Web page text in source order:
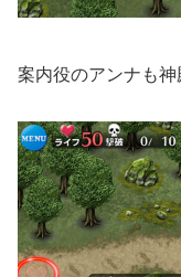
案内役のアンナも神